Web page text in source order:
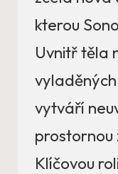
kterou
Uvnitř těla
vytváří
prostornou
Klíčovou